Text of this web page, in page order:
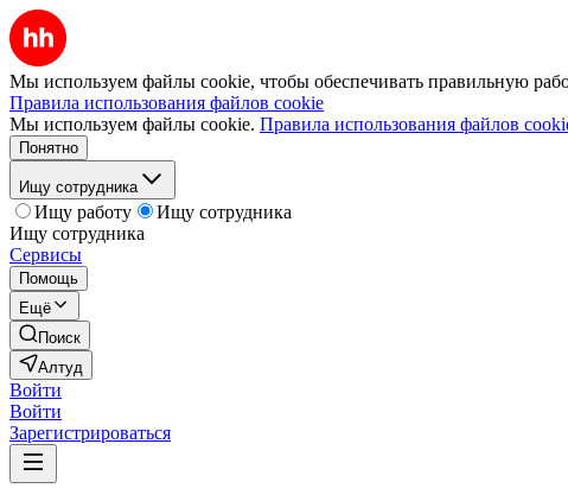
Мы используем файлы cookie, чтобы обеспечивать правильную
Правила использования файлов cookie
Мы используем файлы cookie. Правила использования файлов
Понятно
Ищу сотрудника
Ищу работу
Ищу сотрудника
Ищу сотрудника
Сервисы
Помощь
Ещё
Поиск
Алтуд
Войти
Войти
Зарегистрироваться